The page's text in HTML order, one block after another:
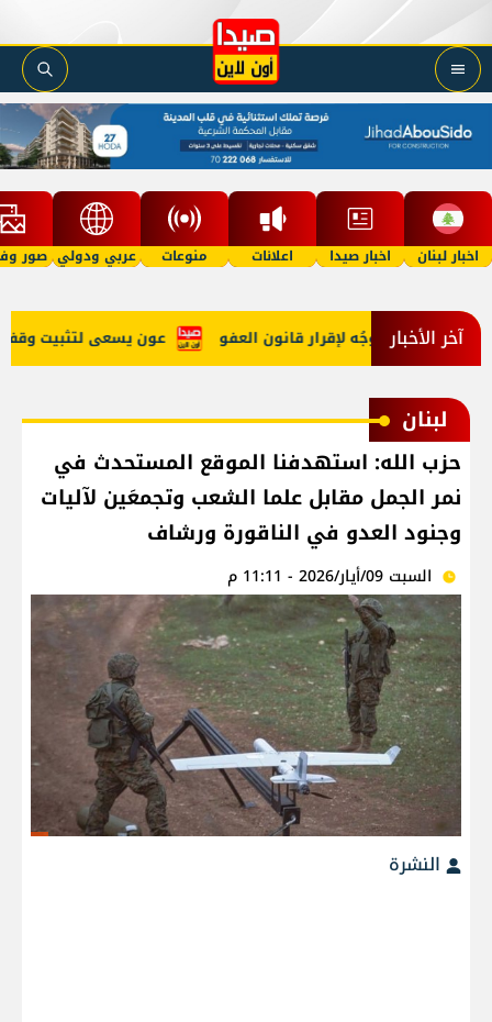
اخبار لبنان اخبار صيدا اعلانات منوعات عربي ودولي صور
آخر الأخبار عون يسعى لتثبيت وقف الحرب وتوجُه لإقرار قانون العفو
لبنان
حزب الله: استهدفنا الموقع المستحدث في
نمر الجمل مقابل علما الشعب وتجمعَين لآليات
وجنود العدو في الناقورة ورشاف
السبت 09/أيار/2026 - 11:11 م
النشرة